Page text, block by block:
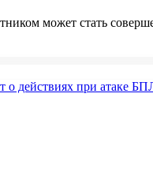
может стать